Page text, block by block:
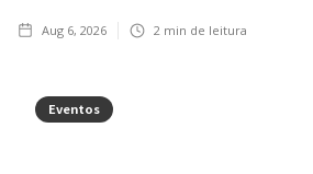
Aug 6, 2026 2 min de leitura
Eventos